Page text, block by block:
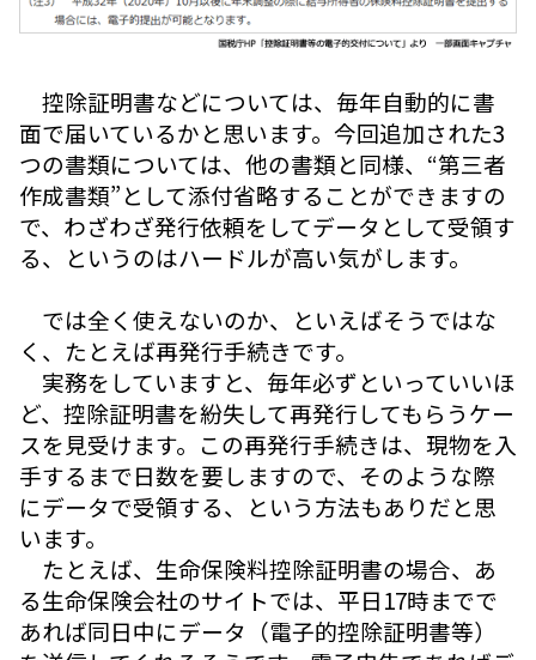
控除証明書などについては、毎年自動的に書
面で届いているかと思います。今回追加された3
つの書類については、他の書類と同様、“第三者
作成書類”として添付省略することができますの
で、わざわざ発行依頼をしてデータとして受領す
る、というのはハードルが高い気がします。
では全く使えないのか、といえばそうではな
く、たとえば再発行手続きです。
実務をしていますと、毎年必ずといっていいほ
ど、控除証明書を紛失して再発行してもらうケー
スを見受けます。この再発行手続きは、現物を入
手するまで日数を要しますので、そのような際
にデータで受領する、という方法もありだと思
います。
たとえば、生命保険料控除証明書の場合、あ
る生命保険会社のサイトでは、平日17時までで
あれば同日中にデータ（電子的控除証明書等）